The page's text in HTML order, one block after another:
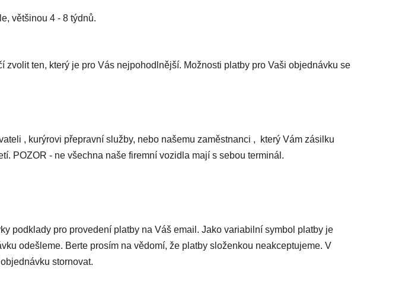
většinou 4 - 8 týdnů.
ten, který je pro Vás nejpohodlnější. Možnosti platby pro Vaši objednávku se
, kurýrovi přepravní služby, nebo našemu zaměstnanci , který Vám zásilku
POZOR - ne všechna naše firemní vozidla mají s sebou terminál.
podklady pro provedení platby na Váš email. Jako variabilní symbol platby je
odešleme. Berte prosím na vědomí, že platby složenkou neakceptujeme. V
stornovat.